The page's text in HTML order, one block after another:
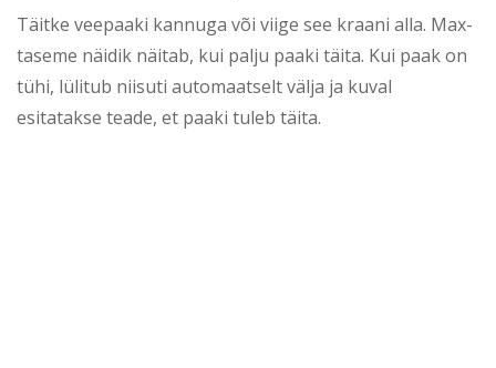
Täitke veepaaki kannuga või viige see kraani alla. Max-
taseme näidik näitab, kui palju paaki täita. Kui paak on
tühi, lülitub niisuti automaatselt välja ja kuval
esitatakse teade, et paaki tuleb täita.